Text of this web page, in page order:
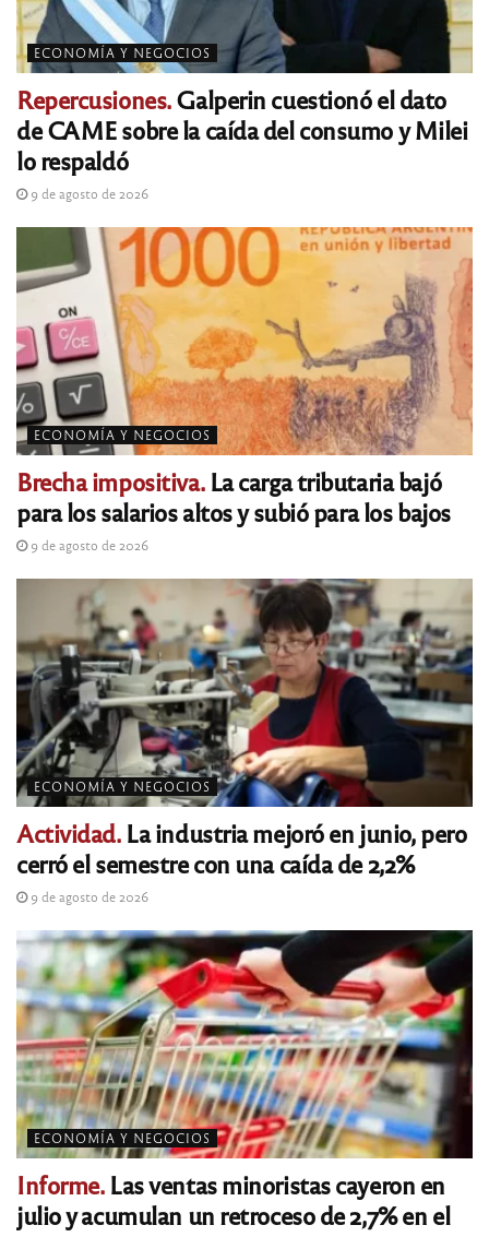
ECONOMÍA Y NEGOCIOS
Repercusiones.Galperin cuestionó el dato
de CAME sobre la caída del consumo y Milei
lo respaldó
9 de agosto de 2026
ECONOMÍA Y NEGOCIOS
Brecha impositiva.La carga tributaria bajó
para los salarios altos y subió para los bajos
9 de agosto de 2026
ECONOMÍA Y NEGOCIOS
Actividad.La industria mejoró en junio, pero
cerró el semestre con una caída de 2,2%
9 de agosto de 2026
ECONOMÍA Y NEGOCIOS
Informe.Las ventas minoristas cayeron en
julio y acumulan un retroceso de 2,7% en el